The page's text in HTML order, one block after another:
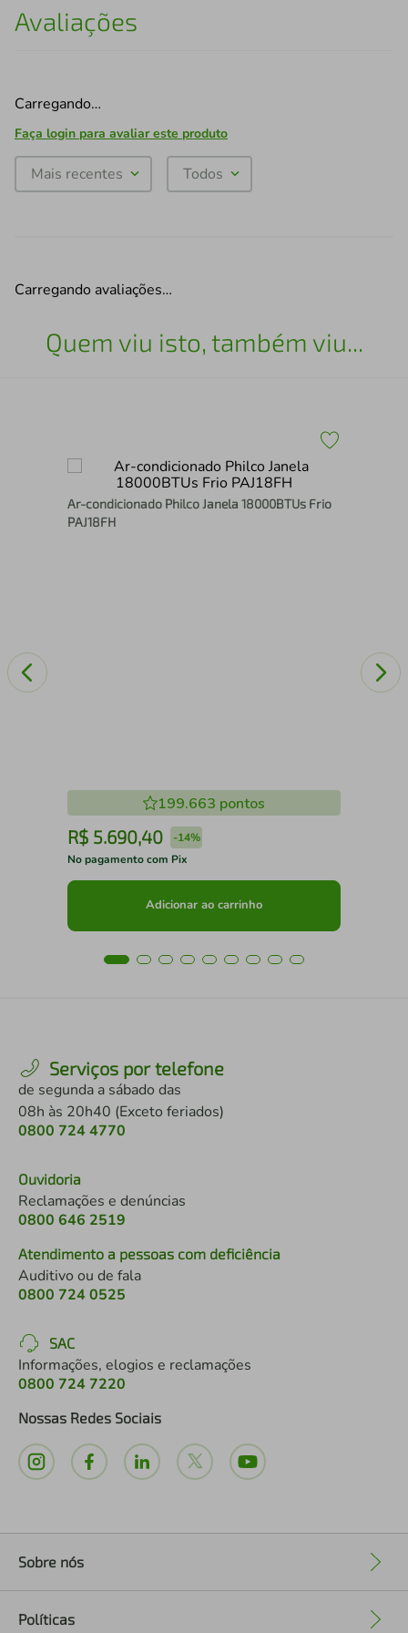
Avaliações
Carregando…
Faça login para avaliar este produto
Mais recentes Todos
Carregando avaliações…
Quem viu isto, também viu...
Ar-condicionado Philco Janela 18000BTUs Frio
PAJ18FH
199.663 pontos
R$ 5.690,40 -14%
No pagamento com Pix
Adicionar ao carrinho
Serviços por telefone
de segunda a sábado das
08h às 20h40 (Exceto feriados)
0800 724 4770
Ouvidoria
Reclamações e denúncias
0800 646 2519
Atendimento a pessoas com deficiência
Auditivo ou de fala
0800 724 0525
SAC
Informações, elogios e reclamações
0800 724 7220
Nossas Redes Sociais
Sobre nós
Políticas